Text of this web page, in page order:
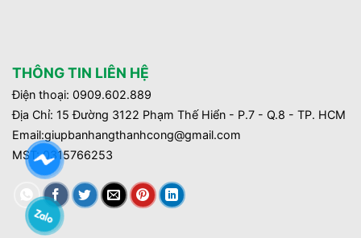
THÔNG TIN LIÊN HỆ
Điện thoại: 0909.602.889
Địa Chỉ: 15 Đường 3122 Phạm Thế Hiển - P.7 - Q.8 - TP. HCM
Email:giupbanhangthanhcong@gmail.com
MST:0315766253